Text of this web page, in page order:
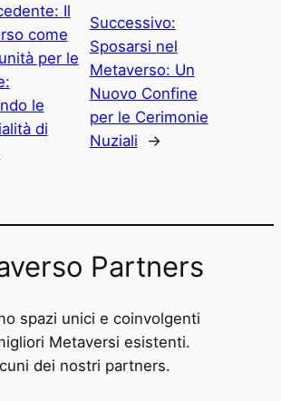
Il
come
per le
le
di
Successivo:
Sposarsi nel
Metaverso: Un
Nuovo Confine
per le Cerimonie
Nuziali
→
Partners
spazi unici e coinvolgenti
Metaversi esistenti.
dei nostri partners.